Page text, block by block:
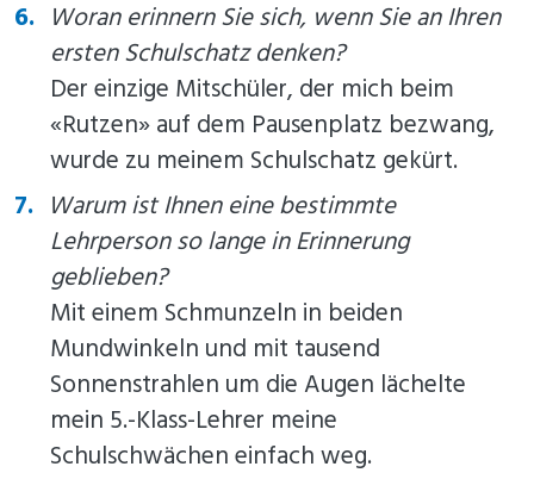
Woran erinnern Sie sich, wenn Sie an Ihren
ersten Schulschatz denken?
Der einzige Mitschüler, der mich beim
«Rutzen» auf dem Pausenplatz bezwang,
wurde zu meinem Schulschatz gekürt.
Warum ist Ihnen eine bestimmte
Lehrperson so lange in Erinnerung
geblieben?
Mit einem Schmunzeln in beiden
Mundwinkeln und mit tausend
Sonnenstrahlen um die Augen lächelte
mein 5.-Klass-Lehrer meine
Schulschwächen einfach weg.